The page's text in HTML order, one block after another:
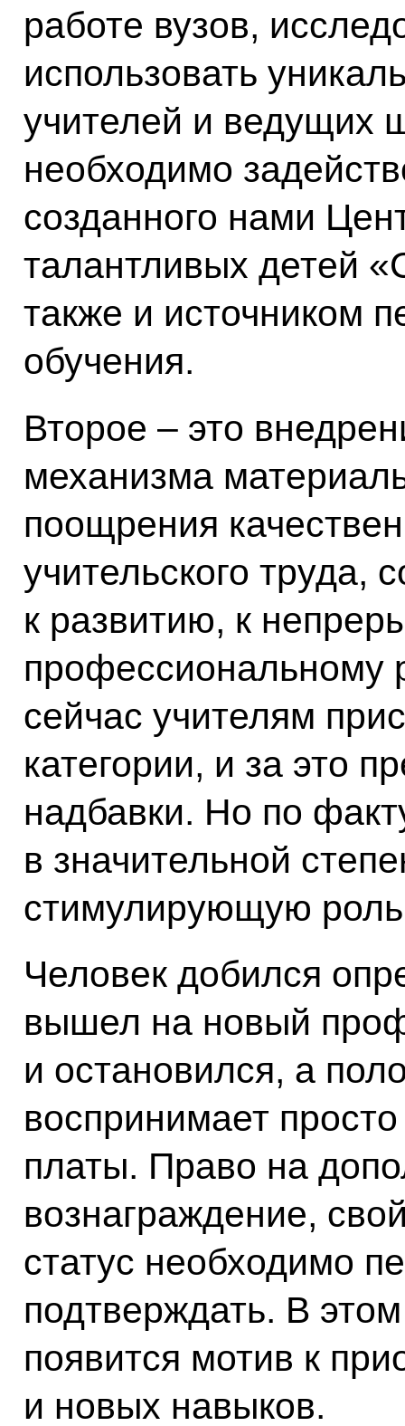
работе вузов,
использовать
учителей и ведущих
необходимо
созданного нами
талантливых детей
также и источником
обучения.
Второе – это
механизма
поощрения
учительского труда,
к развитию, к
профессиональному
сейчас учителям
категории, и за это
надбавки. Но по
в значительной
стимулирующую
Человек добился
вышел на новый
и остановился, а
воспринимает
платы. Право на
вознаграждение,
статус необходимо
подтверждать. В
появится мотив к
и новых навыков.